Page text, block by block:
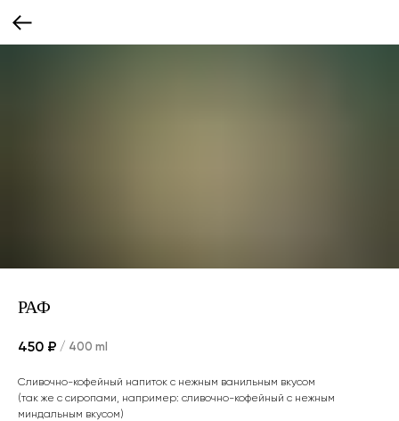
РАФ
450 ₽ / 400 ml
Сливочно-кофейный напиток с нежным ванильным вкусом
(так же с сиропами, например: сливочно-кофейный с нежным
миндальным вкусом)